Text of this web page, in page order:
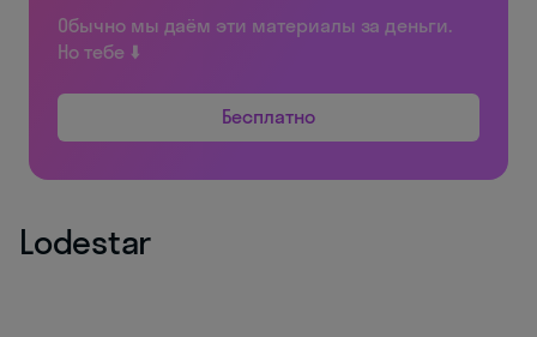
Обычно мы даём эти материалы за деньги.
Но тебе ⬇️
Бесплатно
Lodestar